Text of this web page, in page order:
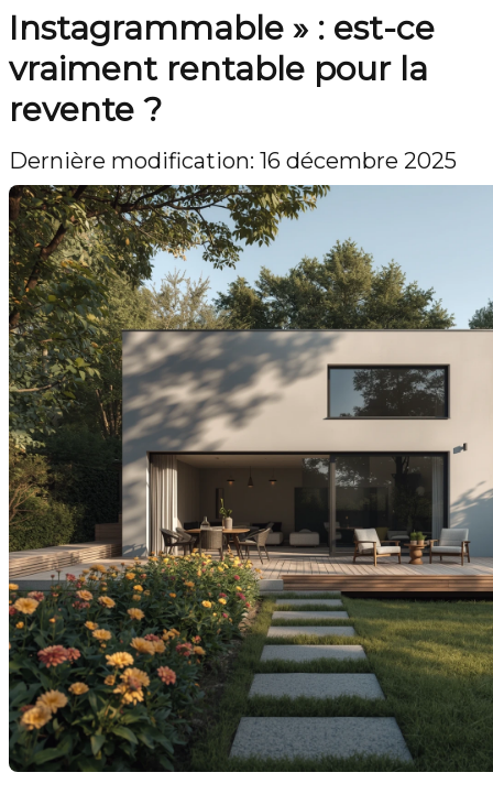
Instagrammable » : est-ce
vraiment rentable pour la
revente ?
Dernière modification: 16 décembre 2025